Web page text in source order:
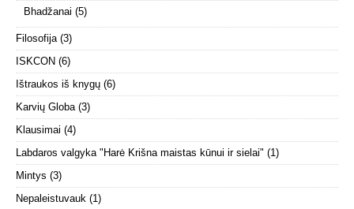
Bhadžanai (5)
Filosofija (3)
ISKCON (6)
Ištraukos iš knygų (6)
Karvių Globa (3)
Klausimai (4)
Labdaros valgyka "Harė Krišna maistas kūnui ir sielai" (1)
Mintys (3)
Nepaleistuvauk (1)